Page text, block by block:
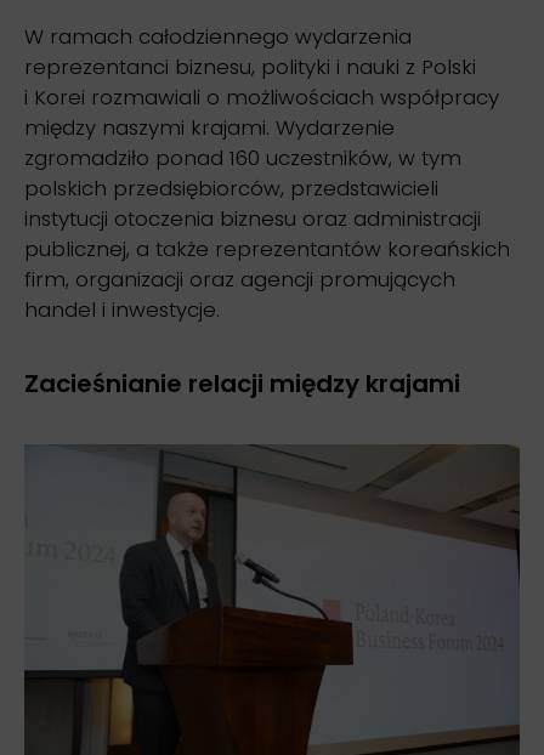
W ramach całodziennego wydarzenia
reprezentanci biznesu, polityki i nauki z Polski
i Korei rozmawiali o możliwościach współpracy
między naszymi krajami. Wydarzenie
zgromadziło ponad 160 uczestników, w tym
polskich przedsiębiorców, przedstawicieli
instytucji otoczenia biznesu oraz administracji
publicznej, a także reprezentantów koreańskich
firm, organizacji oraz agencji promujących
handel i inwestycje.
Zacieśnianie relacji między krajami